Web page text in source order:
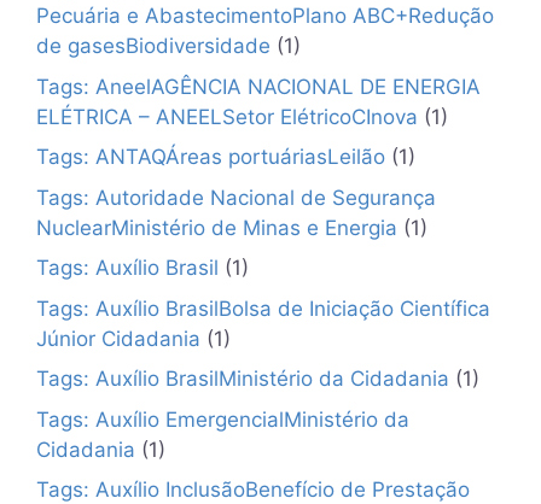
Pecuária e AbastecimentoPlano ABC+Redução
de gasesBiodiversidade (1)
Tags: AneelAGÊNCIA NACIONAL DE ENERGIA
ELÉTRICA – ANEELSetor ElétricoCInova (1)
Tags: ANTAQÁreas portuáriasLeilão (1)
Tags: Autoridade Nacional de Segurança
NuclearMinistério de Minas e Energia (1)
Tags: Auxílio Brasil (1)
Tags: Auxílio BrasilBolsa de Iniciação Científica
Júnior Cidadania (1)
Tags: Auxílio BrasilMinistério da Cidadania (1)
Tags: Auxílio EmergencialMinistério da
Cidadania (1)
Tags: Auxílio InclusãoBenefício de Prestação